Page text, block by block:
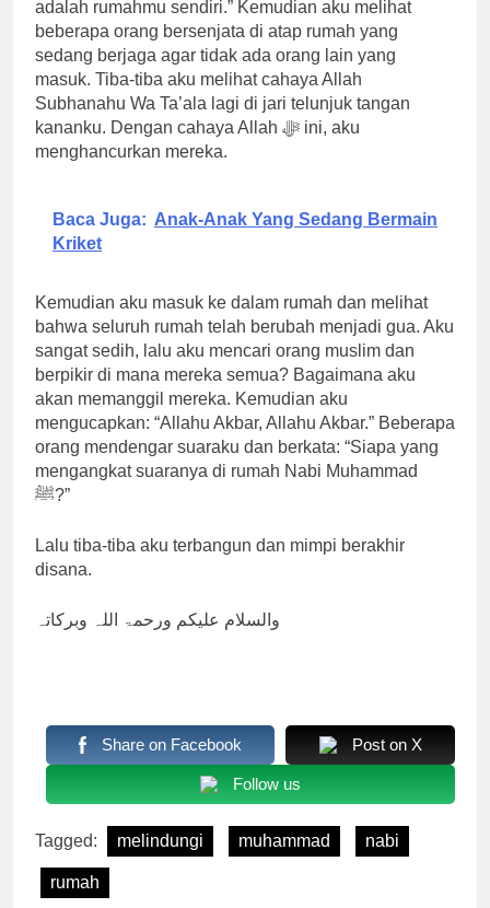
adalah rumahmu sendiri.” Kemudian aku melihat
beberapa orang bersenjata di atap rumah yang
sedang berjaga agar tidak ada orang lain yang
masuk. Tiba-tiba aku melihat cahaya Allah
Subhanahu Wa Ta’ala lagi di jari telunjuk tangan
kananku. Dengan cahaya Allah ﷻ ini, aku
menghancurkan mereka.
Baca Juga: Anak-Anak Yang Sedang Bermain
Kriket
Kemudian aku masuk ke dalam rumah dan melihat
bahwa seluruh rumah telah berubah menjadi gua. Aku
sangat sedih, lalu aku mencari orang muslim dan
berpikir di mana mereka semua? Bagaimana aku
akan memanggil mereka. Kemudian aku
mengucapkan: “Allahu Akbar, Allahu Akbar.” Beberapa
orang mendengar suaraku dan berkata: “Siapa yang
mengangkat suaranya di rumah Nabi Muhammad
ﷺ?”
Lalu tiba-tiba aku terbangun dan mimpi berakhir
disana.
والسلام علیکم ورحمۃ اللہ وبرکاتہ
Share on Facebook Post on X
Follow us
Tagged: melindungi muhammad nabi
rumah